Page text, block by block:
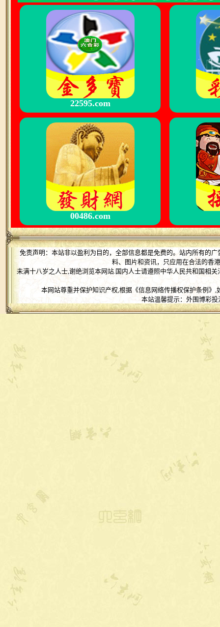
22595.com
00486.com
免责声明：本站非以盈利为目的，全部信息都是免费的。站内所有的
料、图片和资讯，只应用在合法的香
未满十八岁之人士,谢绝浏览本网站.国内人士请遵照中华人民共和国相
本网站尊重并保护知识产权,根据《信息网络传播权保护条例
本站温馨提示：外围博彩